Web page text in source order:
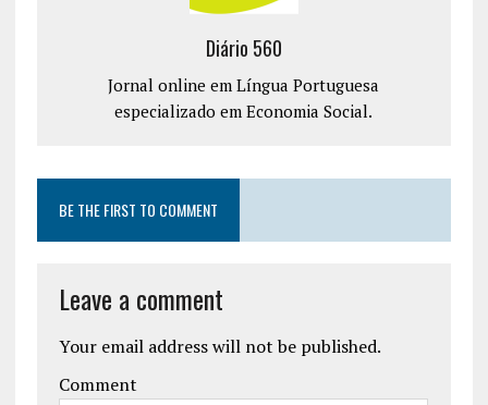
Diário 560
Jornal online em Língua Portuguesa
especializado em Economia Social.
BE THE FIRST TO COMMENT
Leave a comment
Your email address will not be published.
Comment